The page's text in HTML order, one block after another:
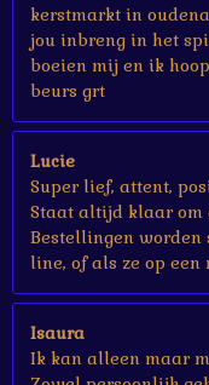
kerstmarkt in
jou inbreng in het
boeien mij en ik
beurs grt
Lucie
Super lief, attent,
Staat altijd klaar om
Bestellingen worden
line, of als ze op een
Isaura
Ik kan alleen maar